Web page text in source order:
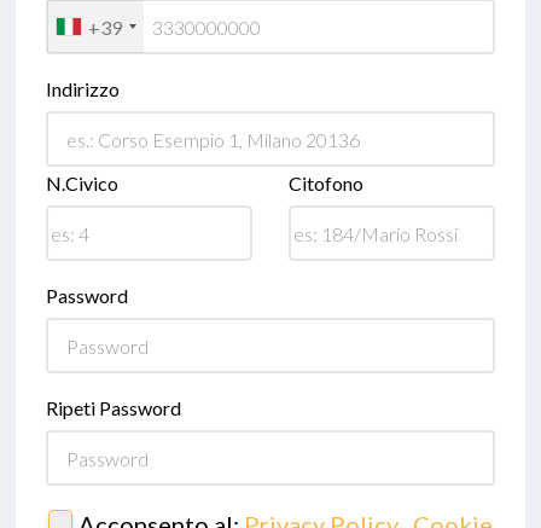
+39
Indirizzo
N.Civico Citofono
Password
Ripeti Password